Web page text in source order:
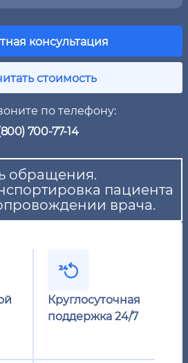
консультация
стоимость
по телефону:
700-77-14
обращения.
пациента
врача.
Круглосуточная
поддержка 24/7